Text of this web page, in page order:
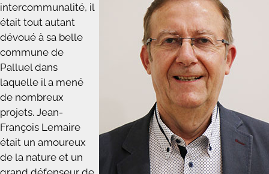
intercommunalité, il
était tout autant
dévoué à sa belle
commune de
Palluel dans
laquelle il a mené
de nombreux
projets. Jean-
François Lemaire
était un amoureux
de la nature et un